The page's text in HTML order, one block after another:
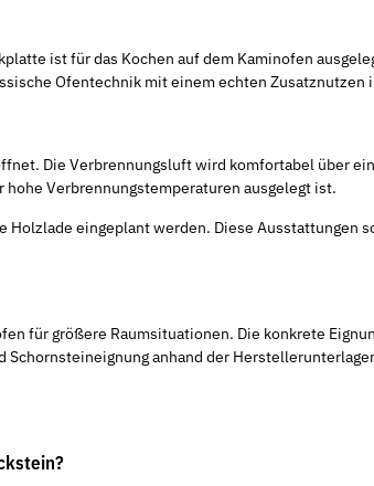
ist für das Kochen auf dem Kaminofen
Ofentechnik mit einem echten Zusatznutzen
Die Verbrennungsluft wird komfortabel über
Verbrennungstemperaturen ausgelegt ist.
eingeplant werden. Diese
für größere Raumsituationen. Die konkrete
anhand der